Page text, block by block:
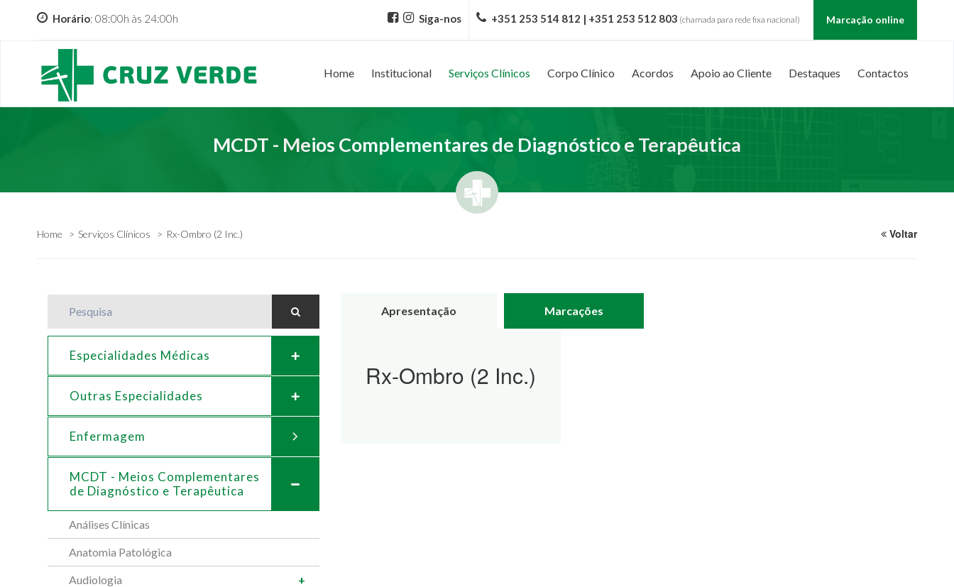
Horário: 08:00h às 24:00h Siga-nos +351 253 514 812 | +351 253 512 803 (chamada para rede fixa nacional) Marcação online
Home Institucional Serviços Clínicos Corpo Clínico Acordos Apoio ao Cliente Destaques Contactos
MCDT - Meios Complementares de Diagnóstico e Terapêutica
Home Serviços Clínicos Rx-Ombro (2 Inc.) Voltar
Especialidades Médicas
Outras Especialidades
Enfermagem
MCDT - Meios Complementares
de Diagnóstico e Terapêutica
Análises Clínicas
Anatomia Patológica
Audiologia
Apresentação Marcações
Rx-Ombro (2 Inc.)